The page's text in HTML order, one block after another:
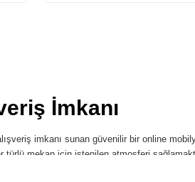
İmkanı
imkanı sunan güvenilir bir online
mekan için istenilen atmosferi